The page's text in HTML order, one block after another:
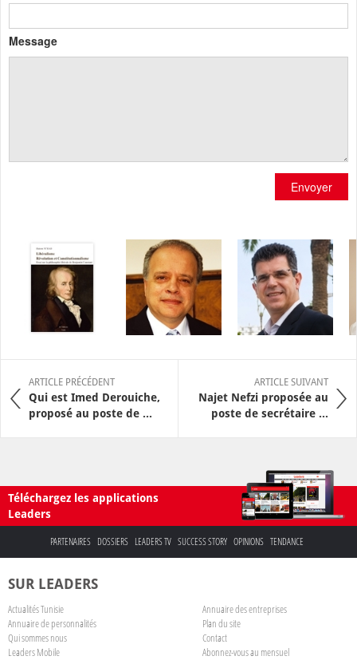
Message
Envoyer
ARTICLE PRÉCÉDENT
Qui est Imed Derouiche,
proposé au poste de ...
ARTICLE SUIVANT
Najet Nefzi proposée au
poste de secrétaire ...
Téléchargez les applications
Leaders
PARTENAIRES DOSSIERS LEADERS TV SUCCESS STORY OPINIONS TENDANCE
SUR LEADERS
Actualités Tunisie
Annuaire des entreprises
Annuaire de personnalités
Plan du site
Qui sommes nous
Contact
Leaders Mobile
Abonnez-vous au mensuel